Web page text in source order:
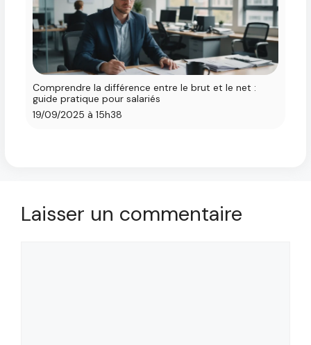
Comprendre la différence entre le brut et le net :
guide pratique pour salariés
19/09/2025 à 15h38
Laisser un commentaire